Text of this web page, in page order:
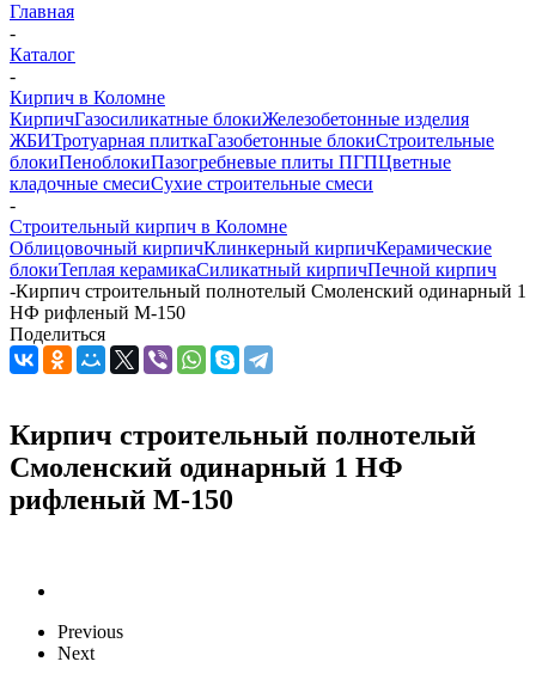
Главная
-
Каталог
-
Кирпич в Коломне
КирпичГазосиликатные блокиЖелезобетонные изделия
ЖБИТротуарная плиткаГазобетонные блокиСтроительные
блокиПеноблокиПазогребневые плиты ПГПЦветные
кладочные смесиСухие строительные смеси
-
Строительный кирпич в Коломне
Облицовочный кирпичКлинкерный кирпичКерамические
блокиТеплая керамикаСиликатный кирпичПечной кирпич
-Кирпич строительный полнотелый Смоленский одинарный 1
НФ рифленый М-150
Поделиться
Кирпич строительный полнотелый
Смоленский одинарный 1 НФ
рифленый М-150
Previous
Next